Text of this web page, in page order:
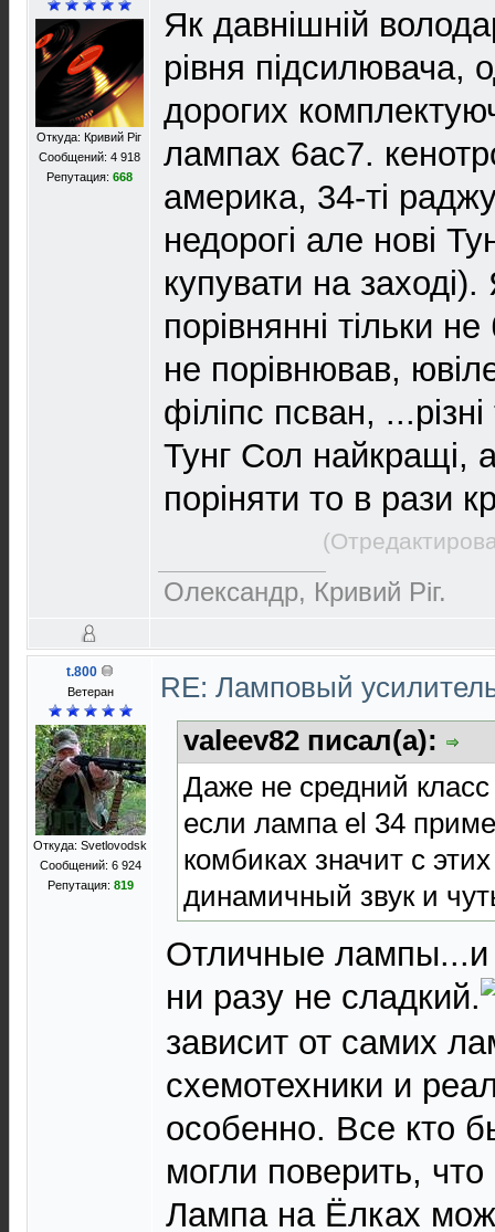
Откуда: Кривий Рiг
Сообщений: 4 918
Репутация: 668
Як давнішній
рівня підсилювача,
дорогих
лампах 6ас7.
америка, 34-ті
недорогі але нові
купувати на
порівнянні тільки
не порівнював,
філіпс псван,
Тунг Сол найкращі,
поріняти то в рази
Олександр, Кривий Рiг.
t.800
Ветеран
Откуда: Svetlovodsk
Сообщений: 6 924
Репутация: 819
RE: Ламповый
valeev82 писал(а):
Даже не средний класс
если лампа el 34
комбиках значит с
динамичный звук и
Отличные лампы...и
ни разу не сладкий.
зависит от самих
схемотехники и
особенно. Все кто
могли поверить, что
Лампа на Ёлках